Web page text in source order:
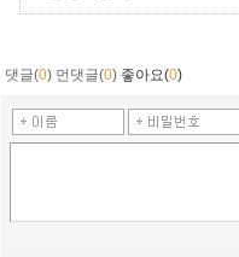
댓글(0) 먼댓글(0) 좋아요(0)